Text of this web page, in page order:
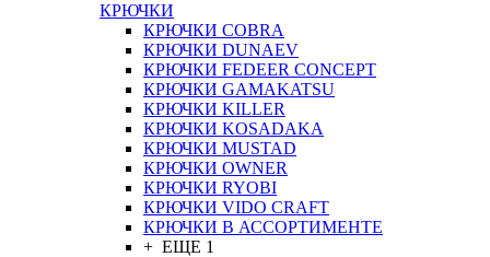
КРЮЧКИ
КРЮЧКИ COBRA
КРЮЧКИ DUNAEV
КРЮЧКИ FEDEER CONCEPT
КРЮЧКИ GAMAKATSU
КРЮЧКИ KILLER
КРЮЧКИ KOSADAKA
КРЮЧКИ MUSTAD
КРЮЧКИ OWNER
КРЮЧКИ RYOBI
КРЮЧКИ VIDO CRAFT
КРЮЧКИ В АССОРТИМЕНТЕ
+ ЕЩЕ 1